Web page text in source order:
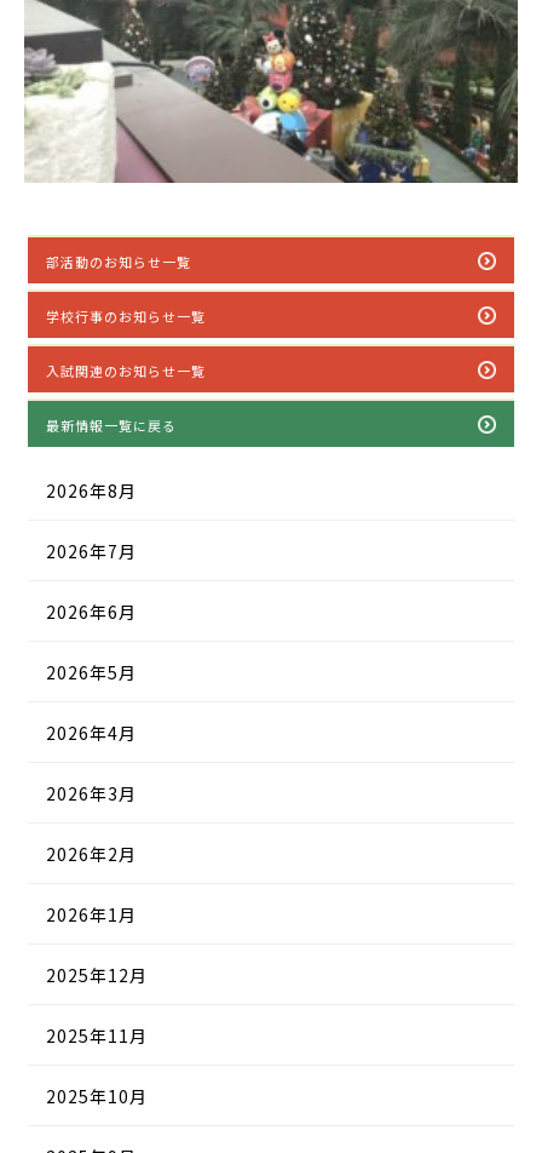
部活動のお知らせ一覧
学校行事のお知らせ一覧
入試関連のお知らせ一覧
最新情報一覧に戻る
2026年8月
2026年7月
2026年6月
2026年5月
2026年4月
2026年3月
2026年2月
2026年1月
2025年12月
2025年11月
2025年10月